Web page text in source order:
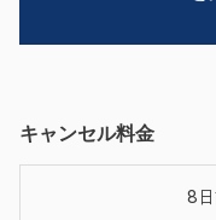
キャンセル料金
8